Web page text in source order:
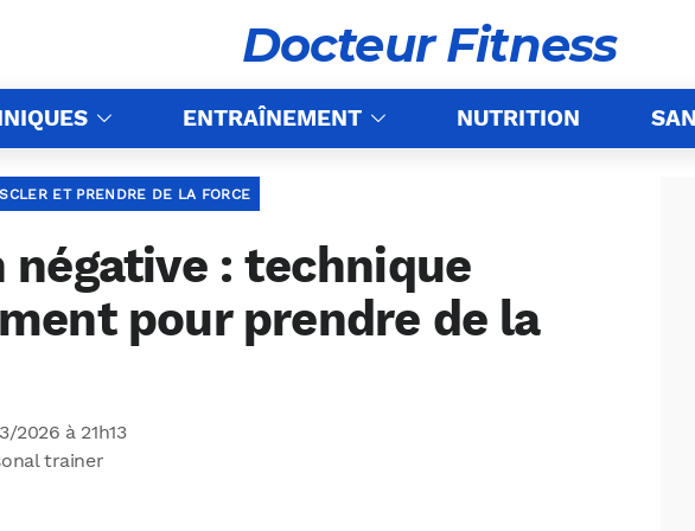
Docteur Fitness
ENTRAÎNEMENT NUTRITION
ET PRENDRE DE LA FORCE
négative : technique
pour prendre de la
2026 à 21h13
trainer